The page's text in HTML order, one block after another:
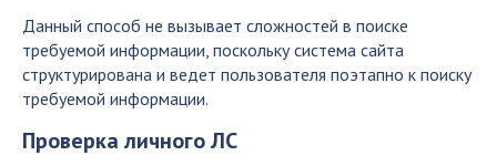
Данный способ не вызывает сложностей в поиске
требуемой информации, поскольку система сайта
структурирована и ведет пользователя поэтапно к поиску
требуемой информации.
Проверка личного ЛС